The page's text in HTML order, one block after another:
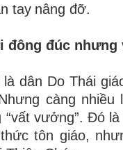
tay nâng đỡ.
đông đúc nhưng
dân Do Thái
càng nhiều
“vất vưởng”. Đó
tôn giáo,